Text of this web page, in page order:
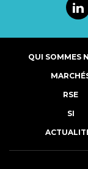
QUI SOMMES
RSE
SI